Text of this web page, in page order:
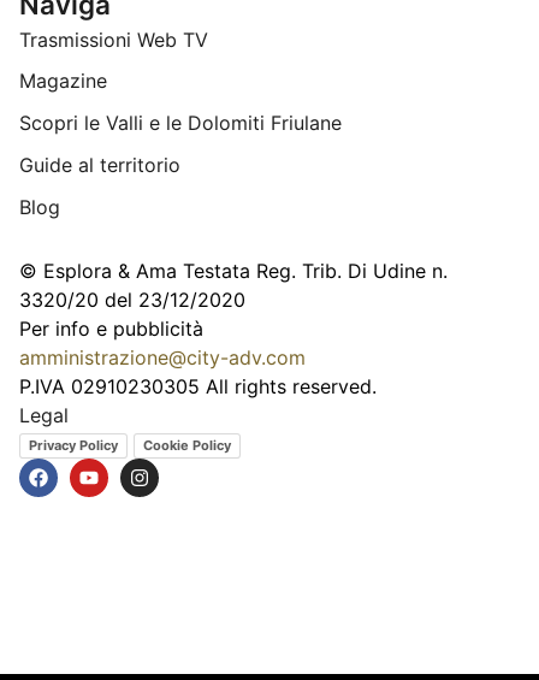
Trasmissioni Web TV
Magazine
Scopri le Valli e le Dolomiti Friulane
Guide al territorio
Blog
© Esplora & Ama Testata Reg. Trib. Di Udine n.
3320/20 del 23/12/2020
Per info e pubblicità
amministrazione@city-adv.com
P.IVA 02910230305 All rights reserved.
Legal
Privacy Policy Cookie Policy